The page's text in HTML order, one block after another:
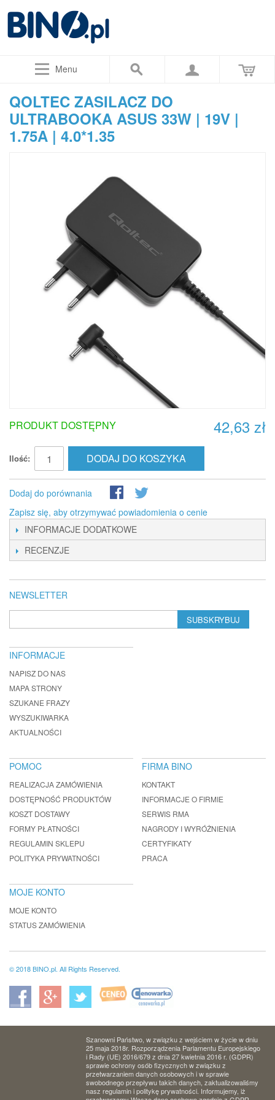
Menu
QOLTEC ZASILACZ DO
ULTRABOOKA ASUS 33W | 19V |
1.75A | 4.0*1.35
42,63 zł
PRODUKT DOSTĘPNY
Ilość: DODAJ DO KOSZYKA
Dodaj do porównania
Zapisz się, aby otrzymywać powiadomienia o cenie
INFORMACJE DODATKOWE
RECENZJE
NEWSLETTER
SUBSKRYBUJ
INFORMACJE
NAPISZ DO NAS
MAPA STRONY
SZUKANE FRAZY
WYSZUKIWARKA
AKTUALNOŚCI
POMOC
REALIZACJA ZAMÓWIENIA
DOSTĘPNOŚĆ PRODUKTÓW
KOSZT DOSTAWY
FORMY PŁATNOŚCI
REGULAMIN SKLEPU
POLITYKA PRYWATNOŚCI
FIRMA BINO
KONTAKT
INFORMACJE O FIRMIE
SERWIS RMA
NAGRODY I WYRÓŻNIENIA
CERTYFIKATY
PRACA
MOJE KONTO
MOJE KONTO
STATUS ZAMÓWIENIA
© 2018 BINO.pl. All Rights Reserved.
Szanowni Państwo, w związku z wejściem w życie w dniu
25 maja 2018r. Rozporządzenia Parlamentu Europejskiego
i Rady (UE) 2016/679 z dnia 27 kwietnia 2016 r. (GDPR)
sprawie ochrony osób fizycznych w związku z
przetwarzaniem danych osobowych i w sprawie
swobodnego przepływu takich danych, zaktualizowaliśmy
nasz regulamin i politykę prywatności. Informujemy, iż